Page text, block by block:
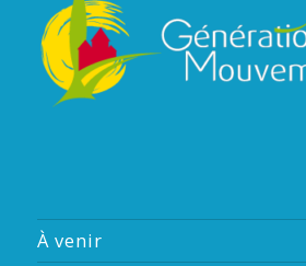
À venir